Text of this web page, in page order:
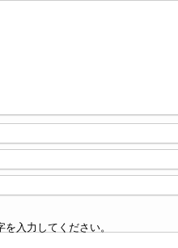
入力してください。